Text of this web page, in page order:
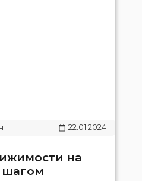
22.01.2024
на
шагом